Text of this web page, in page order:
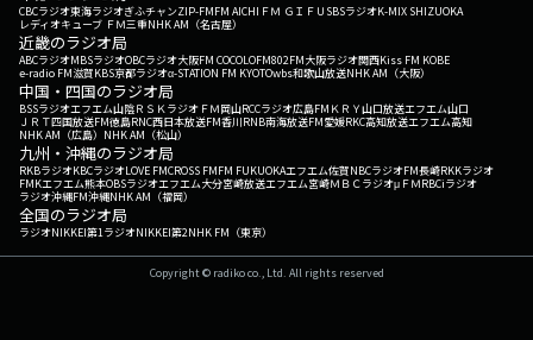
CBCラジオ東海ラジオぎふチャンZIP-FMFM AICHI ＦＭ ＧＩＦＵ SBSラジオK-MIX SHIZUOKA
レディオキューブ ＦＭ三重NHK AM（名古屋）
近畿のラジオ局
ABCラジオMBSラジオOBCラジオ大阪FM COCOLOFM802FM大阪ラジオ関西Kiss FM KOBE
e-radio FM滋賀KBS京都ラジオα-STATION FM KYOTOwbs和歌山放送NHK AM（大阪）
中国・四国のラジオ局
BSSラジオエフエム山陰ＲＳＫラジオ ＦＭ岡山RCCラジオ広島FM ＫＲＹ山口放送エフエム山口
ＪＲＴ四国放送FM徳島RNC西日本放送FM香川RNB南海放送FM愛媛RKC高知放送エフエム高知
NHK AM（広島） NHK AM（松山）
九州・沖縄のラジオ局
RKBラジオKBCラジオLOVE FMCROSS FMFM FUKUOKAエフエム佐賀NBCラジオFM長崎RKKラジオ
FMKエフエム熊本OBSラジオエフエム大分宮崎放送エフエム宮崎ＭＢＣラジオμＦＭRBCiラジオ
ラジオ沖縄FM沖縄NHK AM（福岡）
全国のラジオ局
ラジオNIKKEI第1ラジオNIKKEI第2NHK FM（東京）
Copyright © radiko co., Ltd. All rights reserved